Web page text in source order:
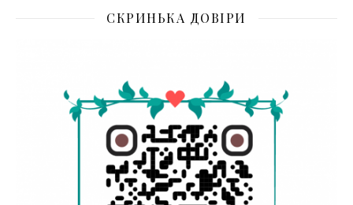
СКРИНЬКА ДОВІРИ